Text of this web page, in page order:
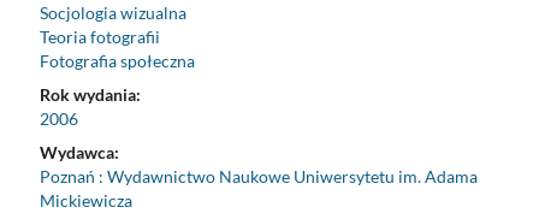
Socjologia wizualna
Teoria fotografii
Fotografia społeczna
Rok wydania:
2006
Wydawca:
Poznań : Wydawnictwo Naukowe Uniwersytetu im. Adama
Mickiewicza